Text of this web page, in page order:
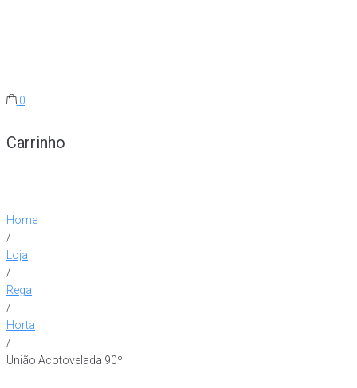
0
Carrinho
Home
/
Loja
/
Rega
/
Horta
/
União Acotovelada 90º